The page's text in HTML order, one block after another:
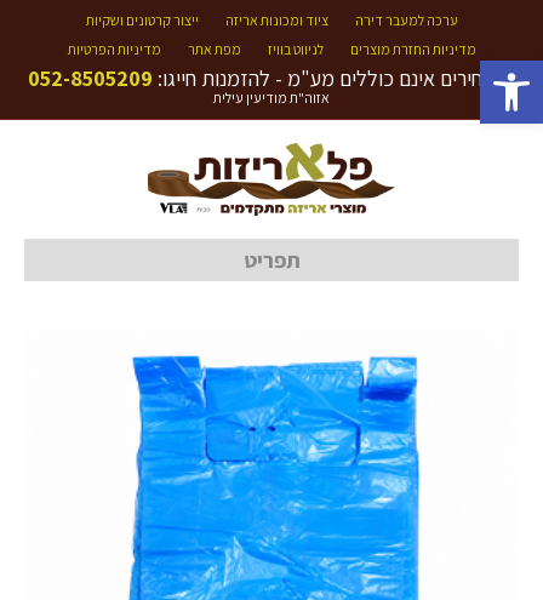
פתח סרגל נגישות
ערכה למעבר דירה ציוד ומכונות אריזה
ייצור קרטונים ושקיות
מדיניות החזרת מוצרים
לניווט בוויז מפת אתר מדיניות הפרטיות
המחירים אינם כוללים מע"מ - להזמנות חייגו: 052-8505209
אזוה"ת מודיעין עילית
תפריט